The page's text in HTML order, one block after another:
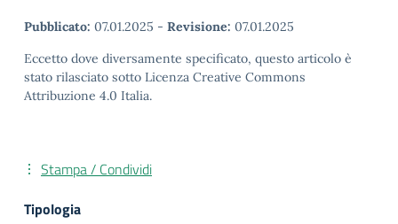
Pubblicato: 07.01.2025 - Revisione: 07.01.2025
Eccetto dove diversamente specificato, questo articolo è
stato rilasciato sotto Licenza Creative Commons
Attribuzione 4.0 Italia.
Stampa / Condividi
Tipologia